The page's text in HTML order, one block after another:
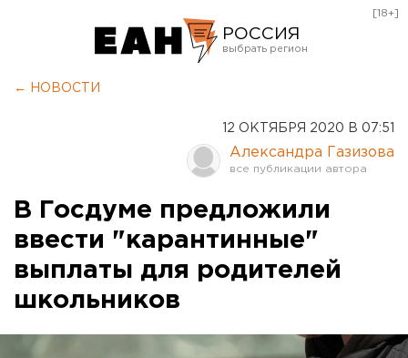
РОССИЯ
Оренбург
[18+]
← НОВОСТИ
12 ОКТЯБРЯ 2020 В 07:51
Александра Газизова
В Госдуме предложили
ввести "карантинные"
выплаты для родителей
школьников